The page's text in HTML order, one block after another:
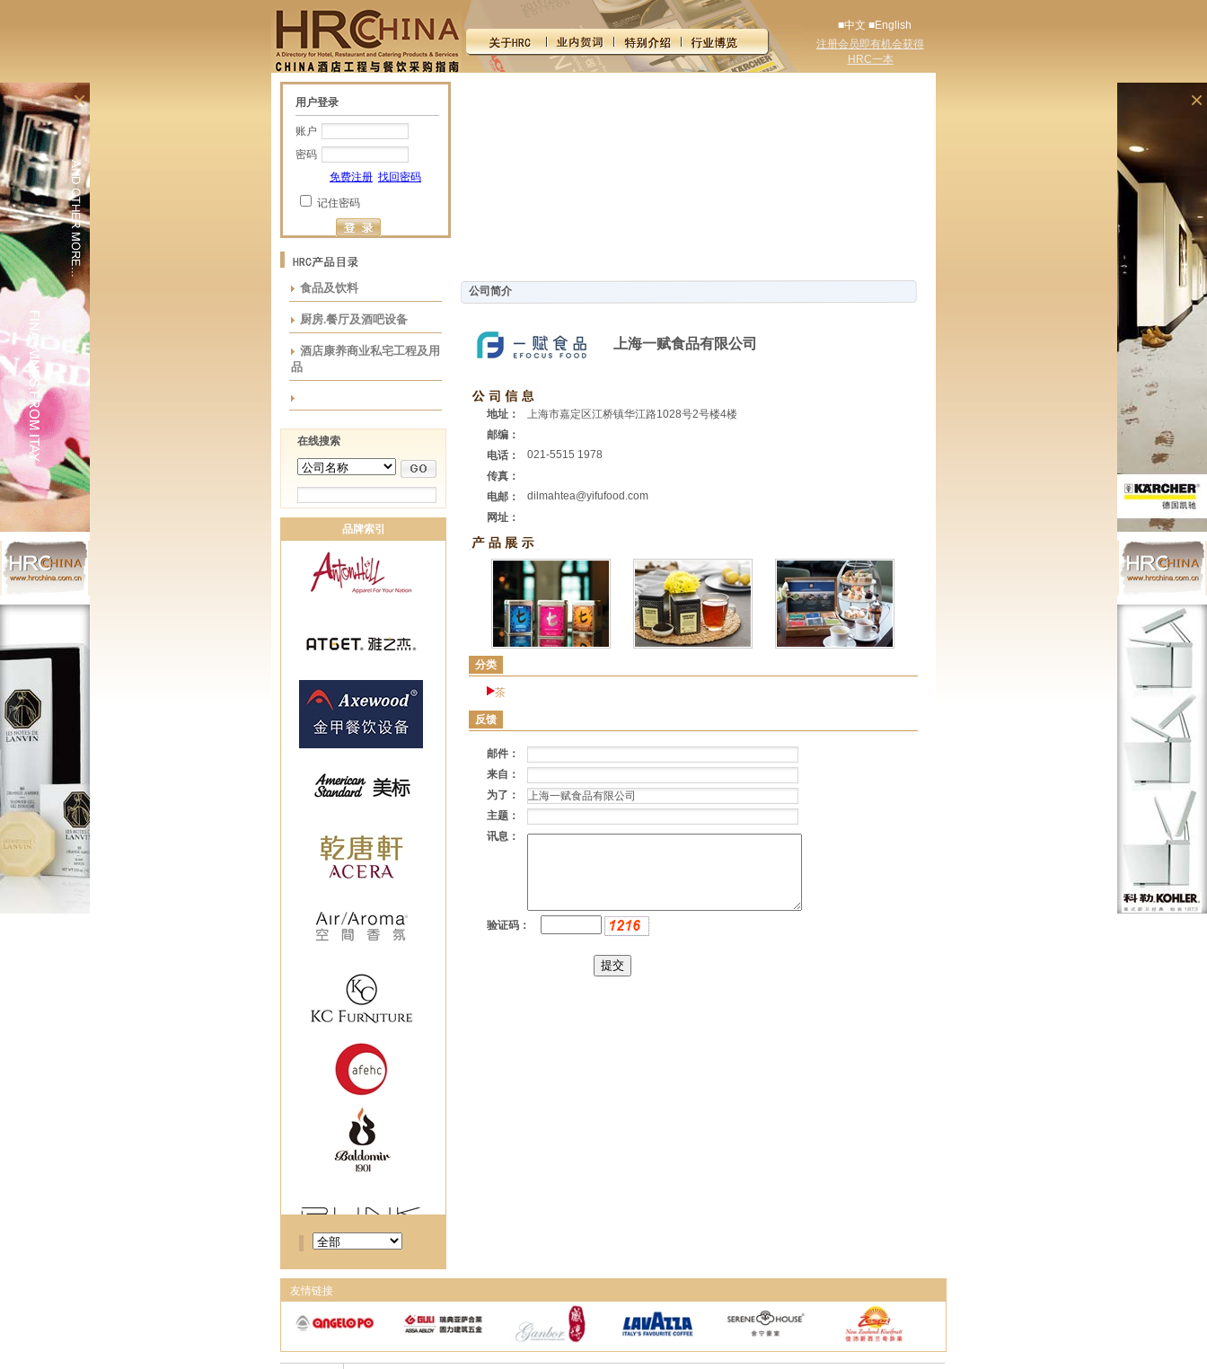
× ×
■中文 ■English
注册会员即有机会获得
HRC一本
用户登录
账户
密码
免费注册 找回密码
记住密码
食品及饮料
厨房.餐厅及酒吧设备
酒店康养商业私宅工程及用
品
在线搜索
品牌索引
公司简介
上海一赋食品有限公司
地址：
上海市嘉定区江桥镇华江路1028号2号楼4楼
邮编：
电话：
021-5515 1978
传真：
电邮：
dilmahtea@yifufood.com
网址：
分类
茶
反馈
邮件：
来自：
为了：
主题：
讯息：
验证码：
友情链接